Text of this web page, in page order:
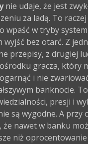
nie udaje, że jest
za ladą. To
wpaść w tryby
wyjść bez otarć. Z
przepisy, z drugiej
gracza, który
i nie
banknocie.
presji i
są wygodne. A przy
że nawet w banku
niż